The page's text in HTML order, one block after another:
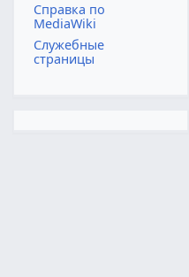
Справка по
MediaWiki
Служебные
страницы